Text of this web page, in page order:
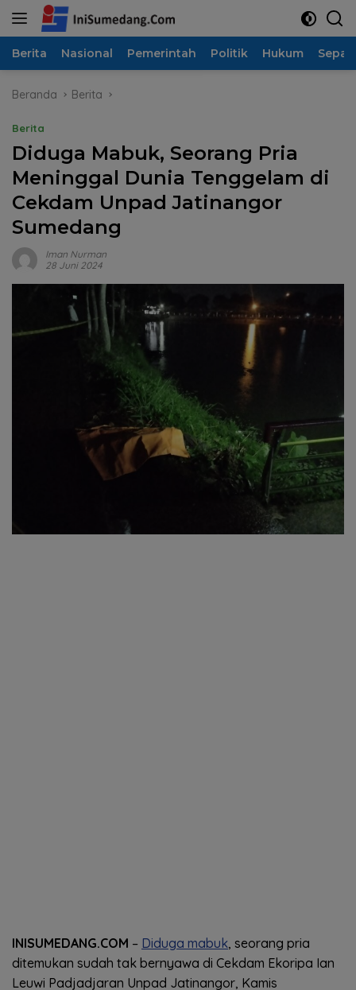
Langsung
Berita Nasional Pemerintah Politik Hukum
Beranda Berita
Berita
Diduga Mabuk, Seorang Pria
Meninggal Dunia Tenggelam di
Cekdam Unpad Jatinangor
Sumedang
Iman Nurman
28 Juni 2024
INISUMEDANG.COM – Diduga mabuk , seorang pria
ditemukan sudah tak bernyawa di Cekdam Ekoripa Ian
Leuwi Padjadjaran Unpad Jatinangor, Kamis